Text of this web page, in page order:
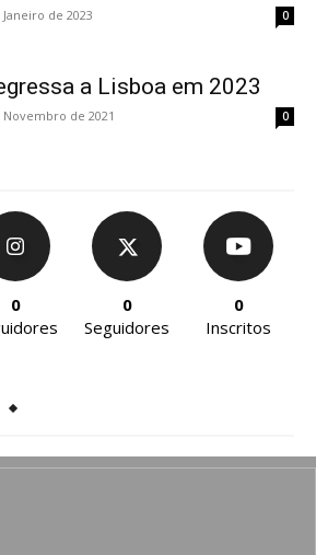
Janeiro de 2023 0
a Lisboa em 2023
Novembro de 2021 0
0
0
Seguidores
0
Inscritos